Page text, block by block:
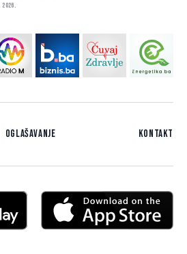
2026.
Oglašavanje Kontakt